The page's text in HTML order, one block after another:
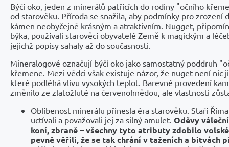
Býčí oko, jeden z minerálů patřících do rodiny "očního
od starověku. Příroda se snažila, aby podmínky pro zrození
kámen neobyčejně krásným a atraktivním. Nugget,
býka, používali starověcí obyvatelé Země k magickým a
jejichž popisy sahaly až do současnosti.
Mineralogové označují býčí oko jako samostatný poddruh
křemene. Mezi vědci však existuje názor, že nuget není nic
které podléhá vlivu vysokých teplot. Barevné provedení
změnilo ze zlatožluté na červenohnědou, ale vlastnosti
Oblíbenost minerálu přinesla éra starověku. Staří
uctívali a považovali jej za silný amulet. Oděvy
koní, zbraně – všechny tyto atributy zdobilo
pevně věřili, že se tak chrání v taženích a bitvách